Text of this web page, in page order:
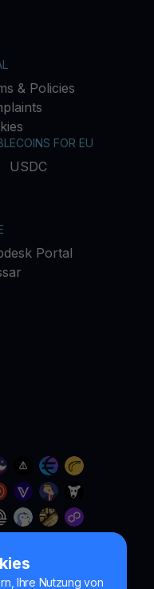
Ihre Nutzung von
& Policies
FOR EU
USDC
Portal